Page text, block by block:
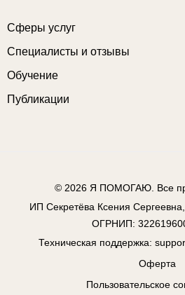
Сферы услуг
Специалисты и отзывы
Обучение
Публикации
© 2026 Я ПОМОГАЮ. Все
ИП Секретёва Ксения
ОГРНИП:
Техническая поддержка:
Оферта
Пользовательское